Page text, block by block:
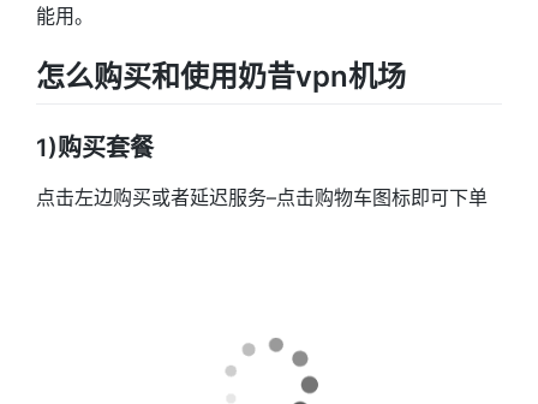
能用。
怎么购买和使用奶昔vpn机场
1)购买套餐
点击左边购买或者延迟服务–点击购物车图标即可下单